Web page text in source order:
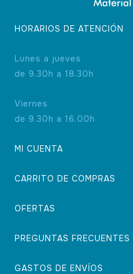
HORARIOS DE ATENCIÓN
Lunes a jueves
de 9.30h a 18.30h
Viernes
de 9.30h a 16.00h
MI CUENTA
CARRITO DE COMPRAS
OFERTAS
PREGUNTAS FRECUENTES
GASTOS DE ENVÍOS